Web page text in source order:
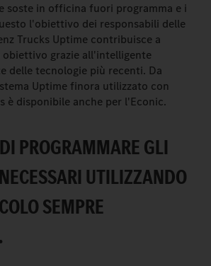
soste in officina fuori programma e i
l'obiettivo dei responsabili delle
Trucks Uptime contribuisce a
obiettivo grazie all'intelligente
delle tecnologie più recenti. Da
Uptime finora utilizzato con
è disponibile anche per l'Econic.
PROGRAMMARE GLI
UTILIZZANDO
SEMPRE